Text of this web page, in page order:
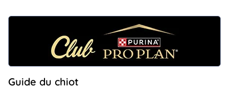
Guide du chiot